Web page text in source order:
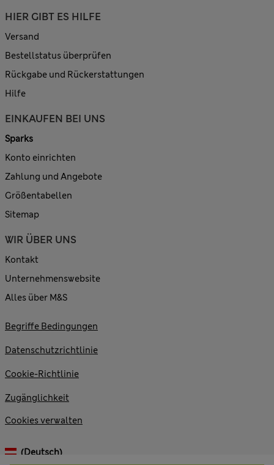
HIER GIBT ES HILFE
Versand
Bestellstatus überprüfen
Rückgabe und Rückerstattungen
Hilfe
EINKAUFEN BEI UNS
Sparks
Konto einrichten
Zahlung und Angebote
Größentabellen
Sitemap
WIR ÜBER UNS
Kontakt
Unternehmenswebsite
Alles über M&S
Begriffe Bedingungen
Datenschutzrichtlinie
Cookie-Richtlinie
Zugänglichkeit
Cookies verwalten
(Deutsch)